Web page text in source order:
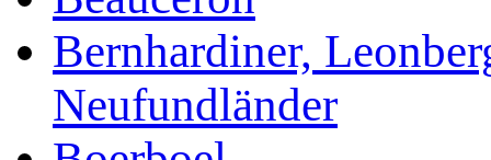
Bernhardiner,
Neufundländer